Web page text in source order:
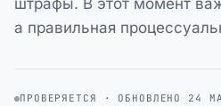
штрафы. В этот момент
а правильная
ПРОВЕРЯЕТСЯ · ОБНОВЛЕНО 24